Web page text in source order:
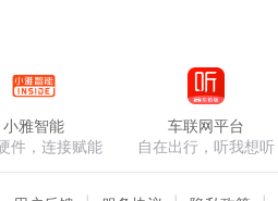
小雅智能
件，连接赋能
车联网平台
自在出行，听我想听